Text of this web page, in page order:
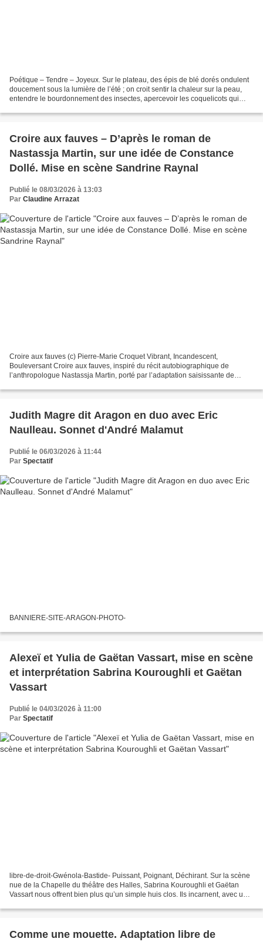
Poétique – Tendre – Joyeux. Sur le plateau, des épis de blé dorés ondulent
doucement sous la lumière de l’été ; on croit sentir la chaleur sur la peau,
entendre le bourdonnement des insectes, apercevoir les coquelicots qui
Croire aux fauves – D’après le roman de
Nastassja Martin, sur une idée de Constance
Dollé. Mise en scène Sandrine Raynal
Publié le 08/03/2026 à 13:03
Par Claudine Arrazat
Croire aux fauves (c) Pierre-Marie Croquet Vibrant, Incandescent,
Bouleversant Croire aux fauves, inspiré du récit autobiographique de
l’anthropologue Nastassja Martin, porté par l’adaptation saisissante de
Judith Magre dit Aragon en duo avec Eric
Naulleau. Sonnet d'André Malamut
Publié le 06/03/2026 à 11:44
Par Spectatif
BANNIERE-SITE-ARAGON-PHOTO-
Alexeï et Yulia de Gaëtan Vassart, mise en scène
et interprétation Sabrina Kouroughli et Gaëtan
Vassart
Publié le 04/03/2026 à 11:00
Par Spectatif
libre-de-droit-Gwénola-Bastide- Puissant, Poignant, Déchirant. Sur la scène
nue de la Chapelle du théâtre des Halles, Sabrina Kouroughli et Gaëtan
Vassart nous offrent bien plus qu’un simple huis clos. Ils incarnent, avec une
Comme une mouette. Adaptation libre de